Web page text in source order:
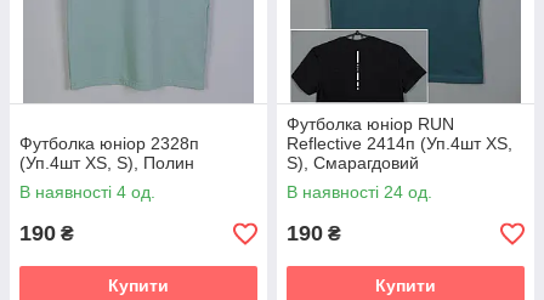
Футболка юніор 2328п
(Уп.4шт XS, S), Полин
В наявності 4 од.
190 ₴
Купити
Футболка юніор RUN
Reflective 2414п (Уп.4шт XS,
S), Смарагдовий
В наявності 24 од.
190 ₴
Купити